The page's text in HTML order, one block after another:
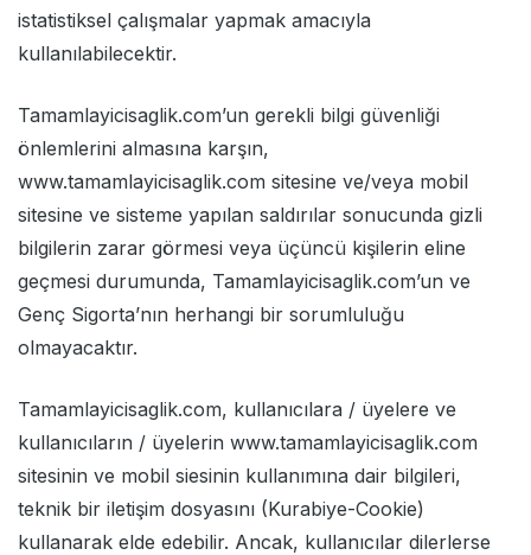
istatistiksel çalışmalar yapmak amacıyla
kullanılabilecektir.
Tamamlayicisaglik.com’un gerekli bilgi güvenliği
önlemlerini almasına karşın,
www.tamamlayicisaglik.com sitesine ve/veya mobil
sitesine ve sisteme yapılan saldırılar sonucunda gizli
bilgilerin zarar görmesi veya üçüncü kişilerin eline
geçmesi durumunda, Tamamlayicisaglik.com’un ve
Genç Sigorta’nın herhangi bir sorumluluğu
olmayacaktır.
Tamamlayicisaglik.com, kullanıcılara / üyelere ve
kullanıcıların / üyelerin www.tamamlayicisaglik.com
sitesinin ve mobil siesinin kullanımına dair bilgileri,
teknik bir iletişim dosyasını (Kurabiye-Cookie)
kullanarak elde edebilir. Ancak, kullanıcılar dilerlerse